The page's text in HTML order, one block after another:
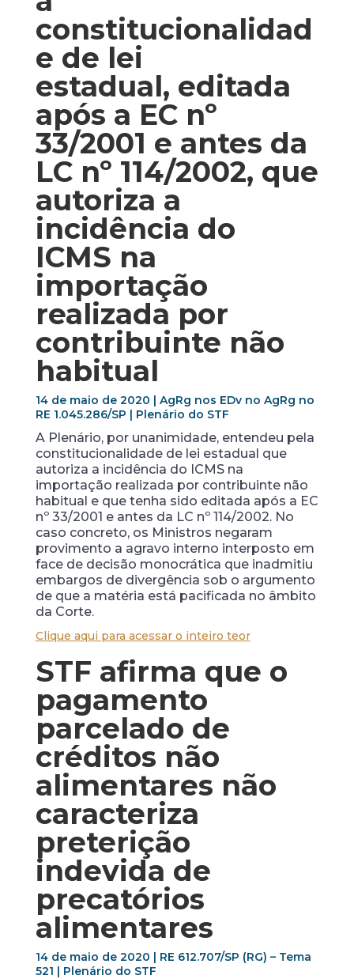
constitucionalidad
e de lei
estadual, editada
após a EC nº
33/2001 e antes da
LC nº 114/2002, que
autoriza a
incidência do
ICMS na
importação
realizada por
contribuinte não
habitual
14 de maio de 2020 | AgRg nos EDv no AgRg no
RE 1.045.286/SP | Plenário do STF
A Plenário, por unanimidade, entendeu pela
constitucionalidade de lei estadual que
autoriza a incidência do ICMS na
importação realizada por contribuinte não
habitual e que tenha sido editada após a EC
nº 33/2001 e antes da LC nº 114/2002. No
caso concreto, os Ministros negaram
provimento a agravo interno interposto em
face de decisão monocrática que inadmitiu
embargos de divergência sob o argumento
de que a matéria está pacificada no âmbito
da Corte.
Clique aqui para acessar o inteiro teor
STF afirma que o
pagamento
parcelado de
créditos não
alimentares não
caracteriza
preterição
indevida de
precatórios
alimentares
14 de maio de 2020 | RE 612.707/SP (RG) – Tema
521 | Plenário do STF